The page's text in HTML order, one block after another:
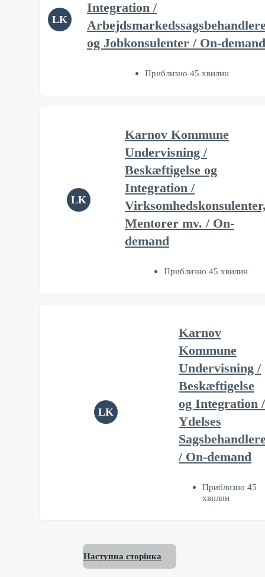
LK
Integration /
og Jobkonsulenter / On-demand
Приблизно 45 хвилин
LK
Karnov Kommune
Undervisning /
Beskæftigelse og
Integration /
Mentorer mv. / On-
demand
Приблизно 45 хвилин
LK
Karnov
Kommune
Undervisning /
Beskæftigelse
og Integration /
Ydelses
/ On-demand
Приблизно 45
хвилин
Наступна сторінка